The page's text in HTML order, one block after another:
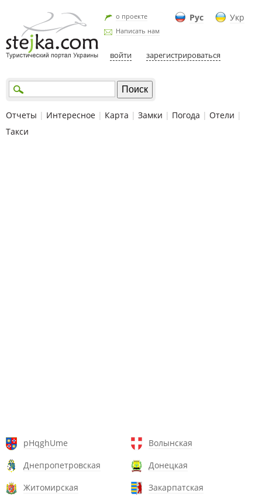
Рус Укр
о проекте
Написать нам
войти зарегистрироваться
Отчеты | Интересное | Карта | Замки | Погода | Отели |
Такси
pHqghUme
Волынская
Днепропетровская
Донецкая
Житомирская
Закарпатская